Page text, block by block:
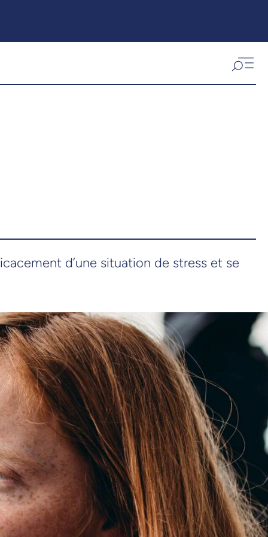
d’une situation de stress et se